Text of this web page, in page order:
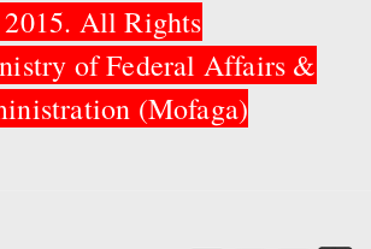
All Rights
of Federal Affairs &
(Mofaga)